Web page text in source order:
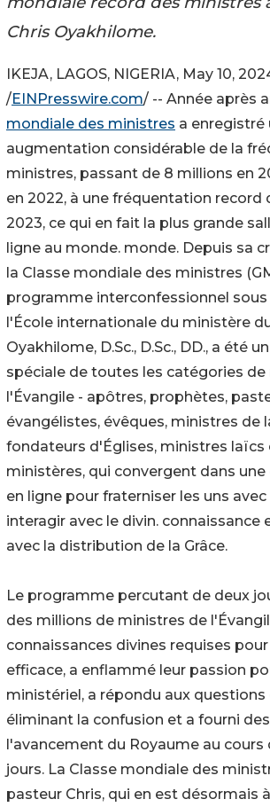
Chris Oyakhilome.
IKEJA, LAGOS, NIGERIA, May 10,
/EINPresswire.com/ -- Année après
mondiale des ministres a enregistré
augmentation considérable de la
ministres, passant de 8 millions en
en 2022, à une fréquentation record
2023, ce qui en fait la plus grande
ligne au monde. monde. Depuis sa
la Classe mondiale des ministres
programme interconfessionnel sous
l'École internationale du ministère
Oyakhilome, D.Sc., D.Sc., DD., a été
spéciale de toutes les catégories
l'Évangile - apôtres, prophètes,
évangélistes, évêques, ministres de
fondateurs d'Églises, ministres
ministères, qui convergent dans
en ligne pour fraterniser les uns
interagir avec le divin. connaissance
avec la distribution de la Grâce.
Le programme percutant de deux
des millions de ministres de
connaissances divines requises
efficace, a enflammé leur passion
ministériel, a répondu aux
éliminant la confusion et a fourni
l'avancement du Royaume au cours
jours. La Classe mondiale des
pasteur Chris, qui en est désormais